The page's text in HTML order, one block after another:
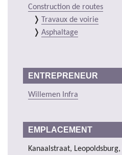
Construction de routes
Travaux de voirie
Asphaltage
ENTREPRENEUR
Willemen Infra
EMPLACEMENT
Kanaalstraat,